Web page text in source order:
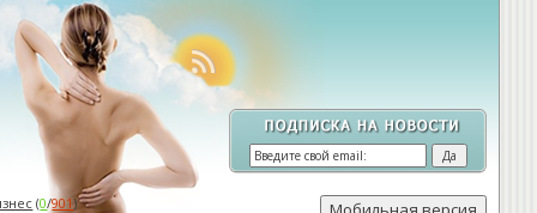
(0/901)